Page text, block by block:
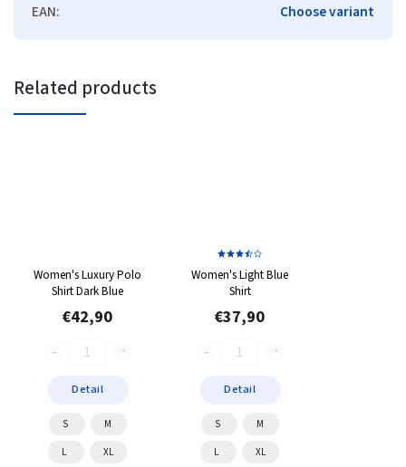
EAN: Choose variant
Related products
Women's Luxury Polo
Shirt Dark Blue
€42,90
Detail
S M
L XL
Women's Light Blue
Shirt
€37,90
Detail
S M
L XL